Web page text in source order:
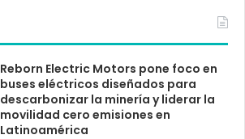
Reborn Electric Motors pone foco en
buses eléctricos diseñados para
descarbonizar la minería y liderar la
movilidad cero emisiones en
Latinoamérica